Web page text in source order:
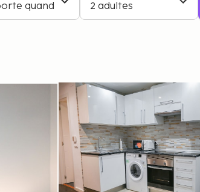
quand 2 adultes